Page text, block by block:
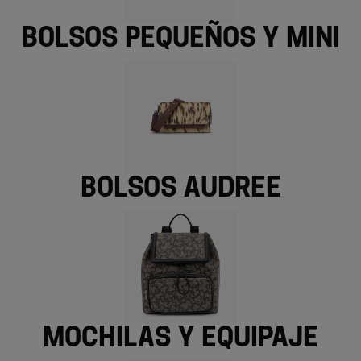
Bolsos pequeños y mini
Bolsos Audree
Mochilas y equipaje